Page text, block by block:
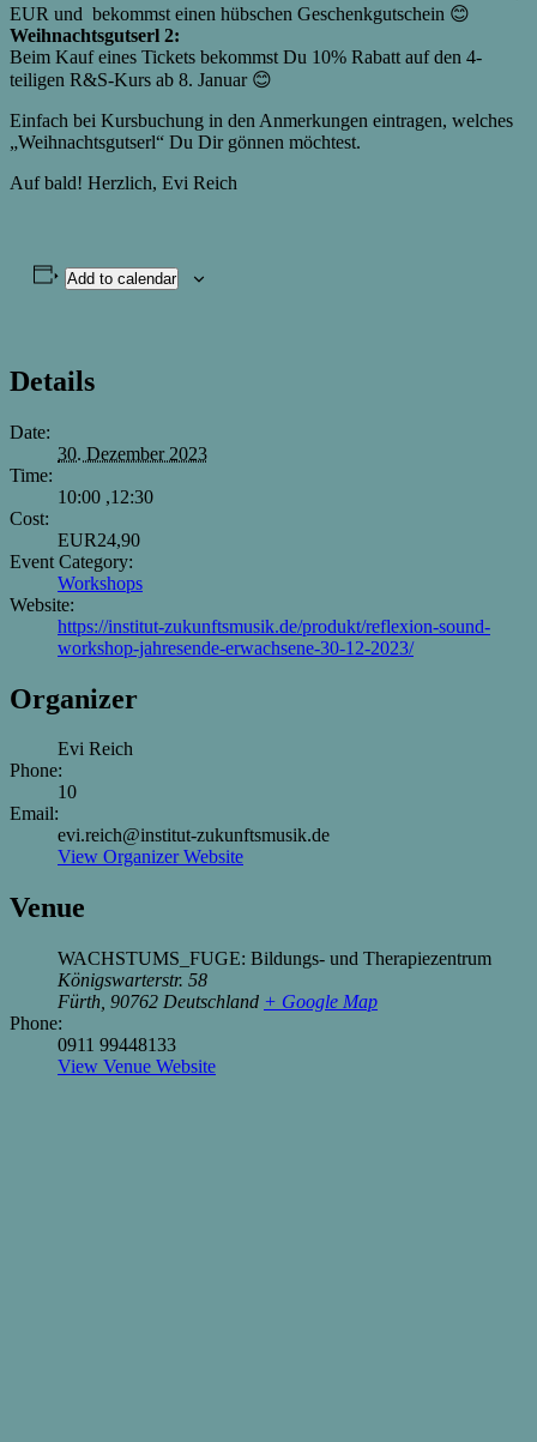
EUR und bekommst einen hübschen Geschenkgutschein 😊
Weihnachtsgutserl 2:
Beim Kauf eines Tickets bekommst Du 10% Rabatt auf den 4-
teiligen R&S-Kurs ab 8. Januar 😊
Einfach bei Kursbuchung in den Anmerkungen eintragen, welches
„Weihnachtsgutserl“ Du Dir gönnen möchtest.
Auf bald! Herzlich, Evi Reich
Add to calendar
Details
Date:
30. Dezember 2023
Time:
10:00 ,12:30
Cost:
EUR24,90
Event Category:
Workshops
Website:
https://institut-zukunftsmusik.de/produkt/reflexion-sound-
workshop-jahresende-erwachsene-30-12-2023/
Organizer
Evi Reich
Phone:
10
Email:
evi.reich@institut-zukunftsmusik.de
View Organizer Website
Venue
WACHSTUMS_FUGE: Bildungs- und Therapiezentrum
Königswarterstr. 58
Fürth 90762 Deutschland + Google Map
Phone:
0911 99448133
View Venue Website